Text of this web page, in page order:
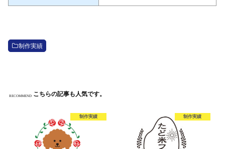
制作実績
RECOMMEND こちらの記事も人気です。
制作実績 制作実績